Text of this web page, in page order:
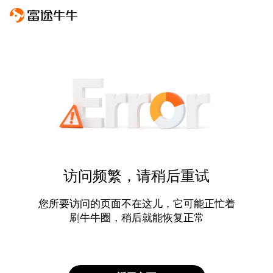
访问频繁，请稍后重试
您所要访问的页面不在这儿，它可能正忙着
刷牛牛圈，稍后就能恢复正常